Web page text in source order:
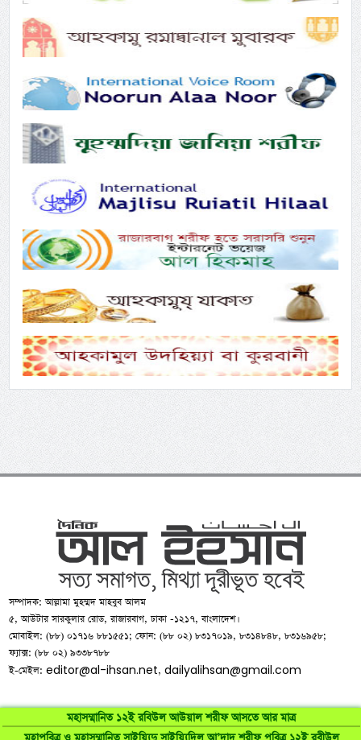
মহাসম্মানিত ১২ই রবিউল আউয়াল শরীফ আসতে আর মাত্র
সম্পাদক: আল্লামা মুহম্মদ মাহবুব আলম
৫, আউটার সারকুলার রোড, রাজারবাগ, ঢাকা -১২১৭, বাংলাদেশ।
মোবাইল: (৮৮) ০১৭১৬ ৮৮১৫৫১; ফোন: (৮৮ ০২) ৮৩১৭০১৯, ৮৩১৪৮৪৮, ৮৩১৬৯৫৮;
ফ্যাক্স: (৮৮ ০২) ৯৩৩৮৭৮৮
ই-মেইল:editor@al-ihsan.net,dailyalihsan@gmail.com